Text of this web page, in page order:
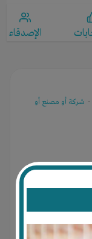
الإصدقاء
- شركة أو مصنع أو